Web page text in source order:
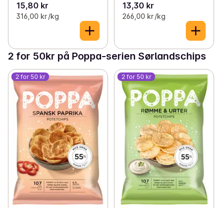
15,80 kr
316,00 kr /kg
13,30 kr
266,00 kr /kg
2 for 50kr på Poppa-serien Sørlandschips
2 for 50 kr 2 for 50 kr